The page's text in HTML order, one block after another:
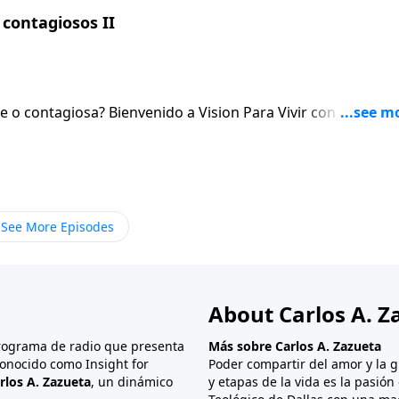
II
Para Vivir con el pastor
See More Episodes
de radio que presenta
como Insight for
A. Zazueta, un dinámico
About Carlos A.
Más sobre Carlos A. Zazueta
Poder compartir del amor y la
y etapas de la vida es la